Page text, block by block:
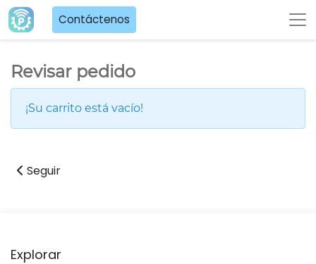
Contáctenos
Revisar pedido
¡Su carrito está vacío!
Seguir
Explorar